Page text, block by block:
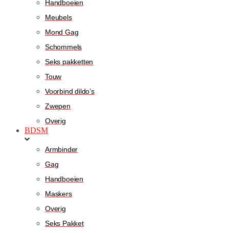
Handboeien
Meubels
Mond Gag
Schommels
Seks pakketten
Touw
Voorbind dildo’s
Zwepen
Overig
BDSM
Armbinder
Gag
Handboeien
Maskers
Overig
Seks Pakket